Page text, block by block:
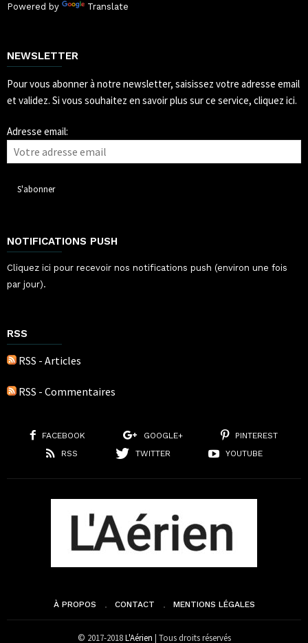
Powered by Translate
NEWSLETTER
Pour vous abonner à notre newsletter, saisissez votre adresse email
et validez. Si vous souhaitez en savoir plus sur ce service, cliquez ici.
Adresse email:
NOTIFICATIONS PUSH
Cliquez ici pour recevoir nos notifications push (environ une fois
par jour).
RSS
RSS - Articles
RSS - Commentaires
FACEBOOK GOOGLE+
PINTEREST
RSS
TWITTER YOUTUBE
À PROPOS CONTACT MENTIONS LÉGALES
© 2017-2018L'Aérien | Tous droits réservés